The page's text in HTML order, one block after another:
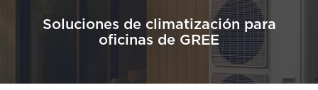
Soluciones de climatización para
oficinas de GREE